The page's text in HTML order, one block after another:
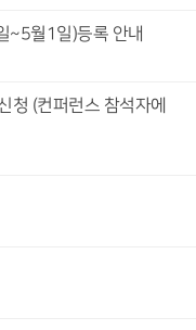
~5월1일)등록 안내
청 (컨퍼런스 참석자에